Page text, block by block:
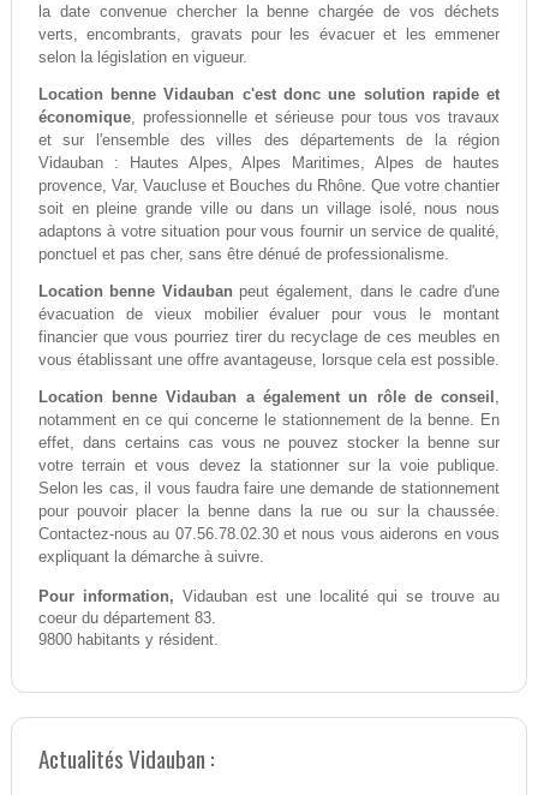
la date convenue chercher la benne chargée de vos déchets
verts, encombrants, gravats pour les évacuer et les emmener
selon la législation en vigueur.
Location benne Vidauban c'est donc une solution rapide et
économique, professionnelle et sérieuse pour tous vos travaux
et sur l'ensemble des villes des départements de la région
Vidauban : Hautes Alpes, Alpes Maritimes, Alpes de hautes
provence, Var, Vaucluse et Bouches du Rhône. Que votre chantier
soit en pleine grande ville ou dans un village isolé, nous nous
adaptons à votre situation pour vous fournir un service de qualité,
ponctuel et pas cher, sans être dénué de professionalisme.
Location benne Vidauban peut également, dans le cadre d'une
évacuation de vieux mobilier évaluer pour vous le montant
financier que vous pourriez tirer du recyclage de ces meubles en
vous établissant une offre avantageuse, lorsque cela est possible.
Location benne Vidauban a également un rôle de conseil ,
notamment en ce qui concerne le stationnement de la benne. En
effet, dans certains cas vous ne pouvez stocker la benne sur
votre terrain et vous devez la stationner sur la voie publique.
Selon les cas, il vous faudra faire une demande de stationnement
pour pouvoir placer la benne dans la rue ou sur la chaussée.
Contactez-nous au 07.56.78.02.30 et nous vous aiderons en vous
expliquant la démarche à suivre.
Pour information, Vidauban est une localité qui se trouve au
coeur du département 83.
9800 habitants y résident.
Actualités Vidauban :